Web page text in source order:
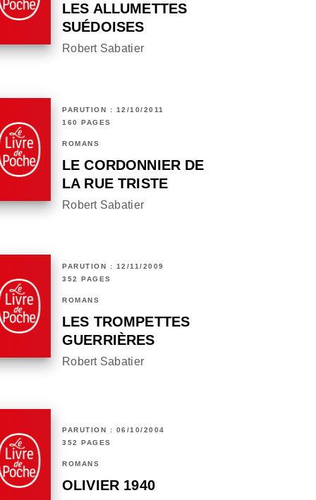
LES ALLUMETTES
SUÉDOISES
Robert Sabatier
PARUTION : 12/10/2011
160 PAGES
ROMANS
LE CORDONNIER DE
LA RUE TRISTE
Robert Sabatier
PARUTION : 12/11/2009
352 PAGES
ROMANS
LES TROMPETTES
GUERRIÈRES
Robert Sabatier
PARUTION : 06/10/2004
352 PAGES
ROMANS
OLIVIER 1940